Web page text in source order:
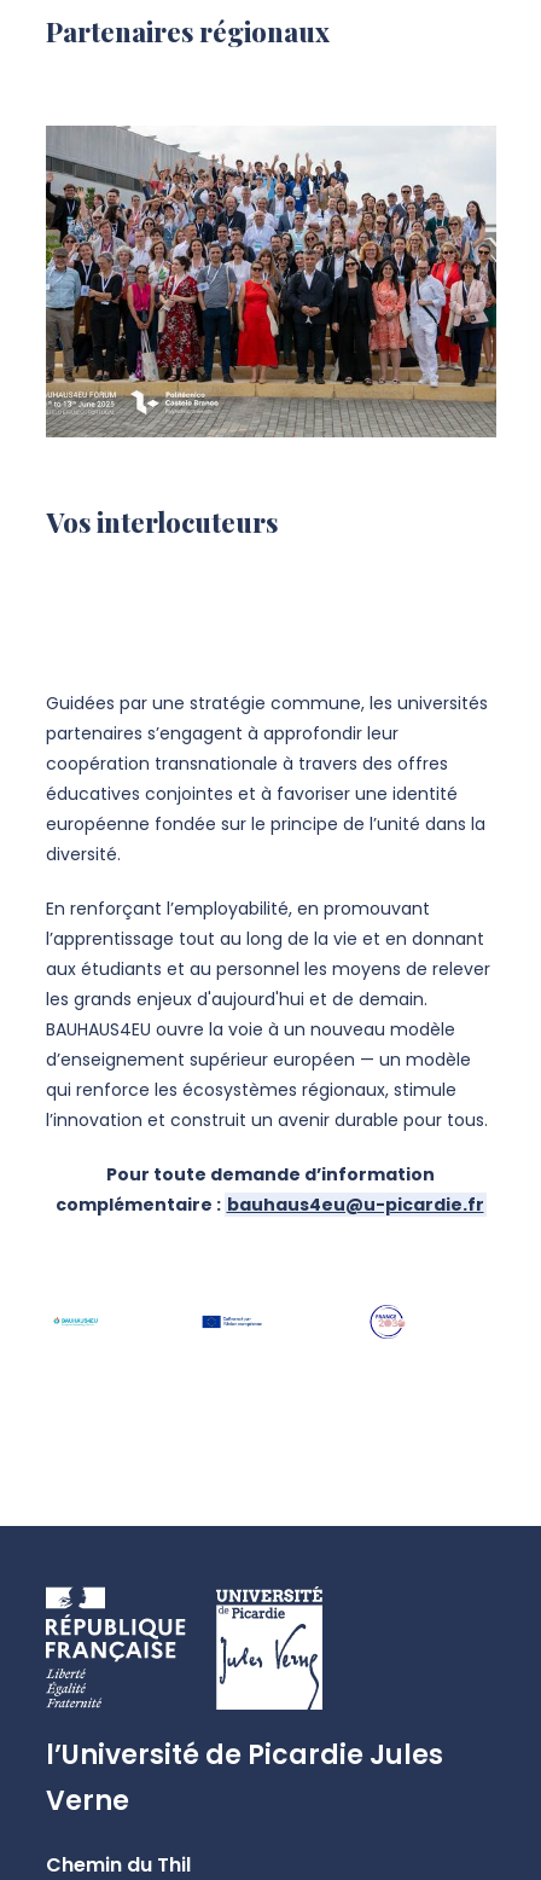
Partenaires régionaux
Vos interlocuteurs
Guidées par une stratégie commune, les universités
partenaires s’engagent à approfondir leur
coopération transnationale à travers des offres
éducatives conjointes et à favoriser une identité
européenne fondée sur le principe de l’unité dans la
diversité.
En renforçant l’employabilité, en promouvant
l’apprentissage tout au long de la vie et en donnant
aux étudiants et au personnel les moyens de relever
les grands enjeux d'aujourd'hui et de demain.
BAUHAUS4EU ouvre la voie à un nouveau modèle
d’enseignement supérieur européen — un modèle
qui renforce les écosystèmes régionaux, stimule
l’innovation et construit un avenir durable pour tous.
Pour toute demande d’information
complémentaire : bauhaus4eu@u-picardie.fr
l’Université de Picardie Jules
Verne
Chemin du Thil